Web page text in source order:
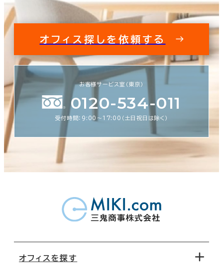
オフィス探しを依頼する
お客様サービス室（東京）
0120-534-011
受付時間：9:00〜17:00（土日祝日は除く）
オフィスを探す